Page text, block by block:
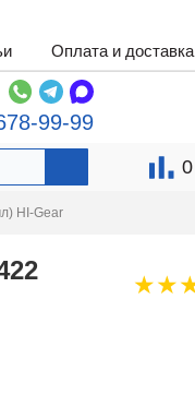
Оплата и доставка
99-99
0
HI-Gear